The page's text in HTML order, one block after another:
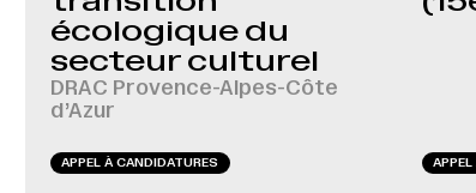
écologique du
secteur culturel
DRAC Provence-Alpes-Côte
d’Azur
APPEL À CANDIDATURES